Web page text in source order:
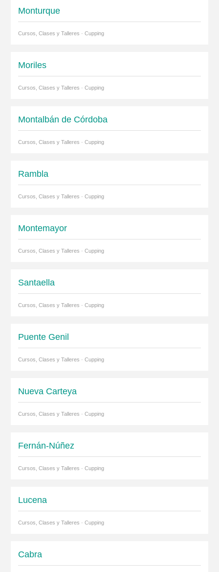
Monturque
Cursos, Clases y Talleres · Cupping
Moriles
Cursos, Clases y Talleres · Cupping
Montalbán de Córdoba
Cursos, Clases y Talleres · Cupping
Rambla
Cursos, Clases y Talleres · Cupping
Montemayor
Cursos, Clases y Talleres · Cupping
Santaella
Cursos, Clases y Talleres · Cupping
Puente Genil
Cursos, Clases y Talleres · Cupping
Nueva Carteya
Cursos, Clases y Talleres · Cupping
Fernán-Núñez
Cursos, Clases y Talleres · Cupping
Lucena
Cursos, Clases y Talleres · Cupping
Cabra